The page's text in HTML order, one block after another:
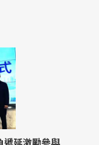
遞延激勵參與